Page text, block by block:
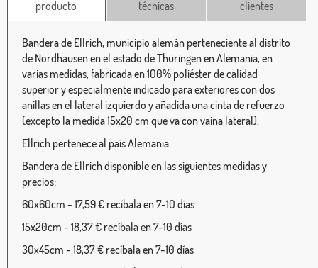
producto
técnicas
clientes
Bandera de Ellrich, municipio alemán perteneciente al distrito
de Nordhausen en el estado de Thüringen en Alemania, en
varias medidas, fabricada en 100% poliéster de calidad
superior y especialmente indicado para exteriores con dos
anillas en el lateral izquierdo y añadida una cinta de refuerzo
(excepto la medida 15x20 cm que va con vaina lateral).
Ellrich pertenece al país Alemania
Bandera de Ellrich disponible en las siguientes medidas y
precios:
60x60cm - 17,59 € recíbala en 7-10 días
15x20cm - 18,37 € recíbala en 7-10 días
30x45cm - 18,37 € recíbala en 7-10 días